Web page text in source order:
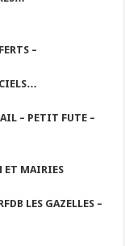
–
– PETIT FUTE –
ET MAIRIES
LES GAZELLES –